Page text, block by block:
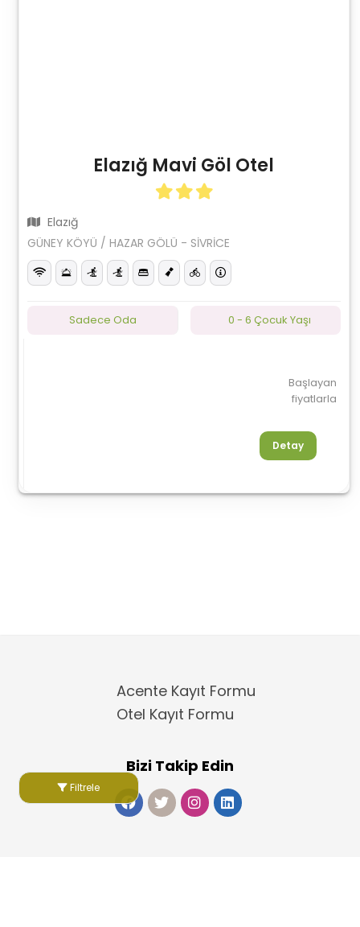
Filtrele
Elazığ Mavi Göl Otel
Elazığ
GÜNEY KÖYÜ / HAZAR GÖLÜ - SİVRİCE
Sadece Oda 0 - 6 Çocuk Yaşı
Başlayan
fiyatlarla
Detay
Acente Kayıt Formu
Otel Kayıt Formu
Bizi Takip Edin